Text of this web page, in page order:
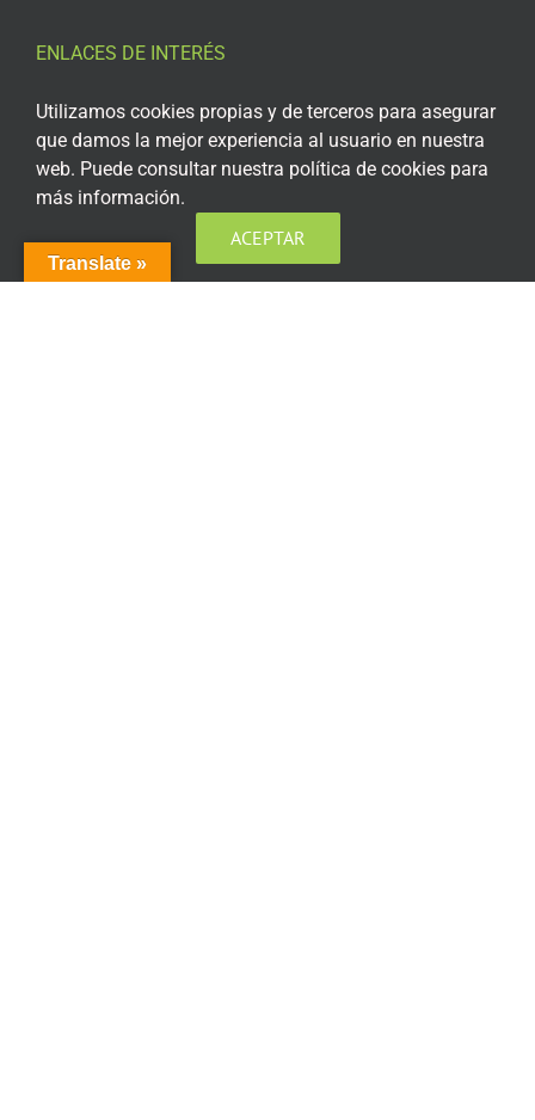
ENLACES DE INTERÉS
Aviso Legal
Política de privacidad
Política de privacidad Redes Sociales
Política de cookies
Translate »
Utilizamos cookies propias y de terceros para asegurar
que damos la mejor experiencia al usuario en nuestra
web. Puede consultar nuestra política de cookies para
más información.
ACEPTAR